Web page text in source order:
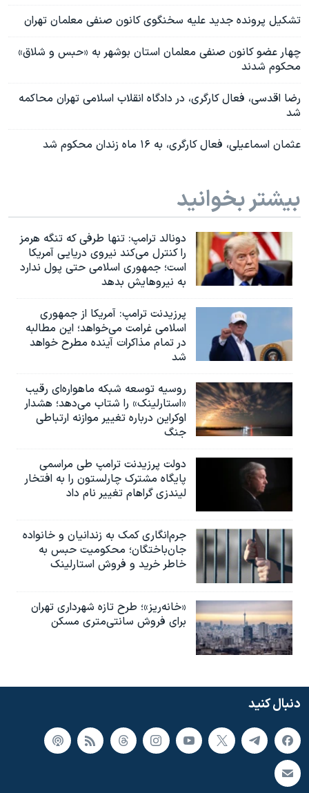
تشکیل پرونده جدید علیه سخنگوی کانون صنفی معلمان تهران
چهار عضو کانون صنفی معلمان استان بوشهر به «حبس و شلاق»
محکوم شدند
رضا اقدسی، فعال کارگری، در دادگاه انقلاب اسلامی تهران محاکمه
شد
عثمان اسماعیلی، فعال کارگری، به ۱۶ ماه زندان محکوم شد
بیشتر بخوانید
دونالد ترامپ: تنها طرفی که تنگه هرمز
را کنترل می‌کند نیروی دریایی آمریکا
است؛ جمهوری اسلامی حتی پول ندارد
به نیروهایش بدهد
پرزیدنت ترامپ: آمریکا از جمهوری
اسلامی غرامت می‌خواهد؛ این مطالبه
در تمام مذاکرات آینده مطرح خواهد
شد
روسیه توسعه شبکه ماهواره‌ای رقیب
«استارلینک» را شتاب می‌دهد؛ هشدار
اوکراین درباره تغییر موازنه ارتباطی
جنگ
دولت پرزیدنت ترامپ طی مراسمی
پایگاه مشترک چارلستون را به افتخار
لیندزی گراهام تغییر نام داد
جرم‌انگاری کمک به زندانیان و خانواده
جان‌باختگان؛ محکومیت حبس به‌
خاطر خرید و فروش استارلینک
«خانه‌ریز»؛ طرح تازه شهرداری تهران
برای فروش سانتی‌متری مسکن
دنبال کنید